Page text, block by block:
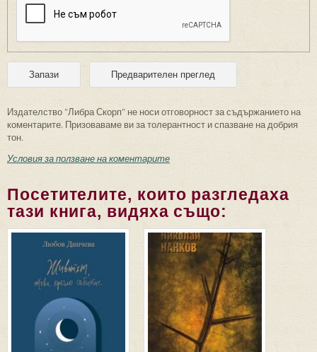
Издателство "Либра Скорп" не носи отговорност за съдържанието на
коментарите. Призоваваме ви за толерантност и спазване на добрия
тон.
Условия за ползване на коментарите
Посетителите, които разгледаха
тази книга, видяха също: